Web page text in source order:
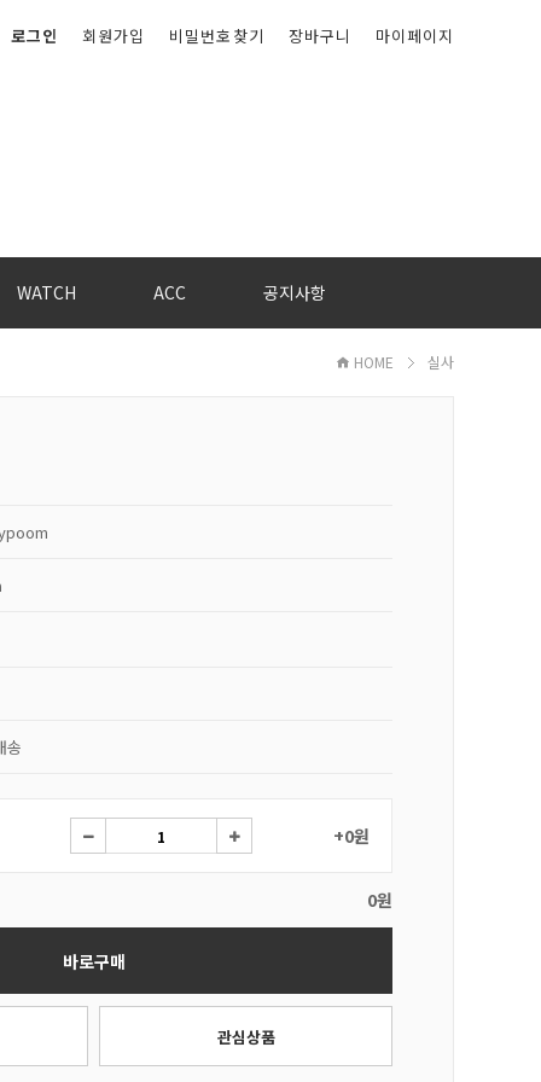
로그인 회원가입 비밀번호찾기 장바구니 마이페이지
WATCH ACC 공지사항
HOME 실사
송
+0원
0원
바로구매
관심상품